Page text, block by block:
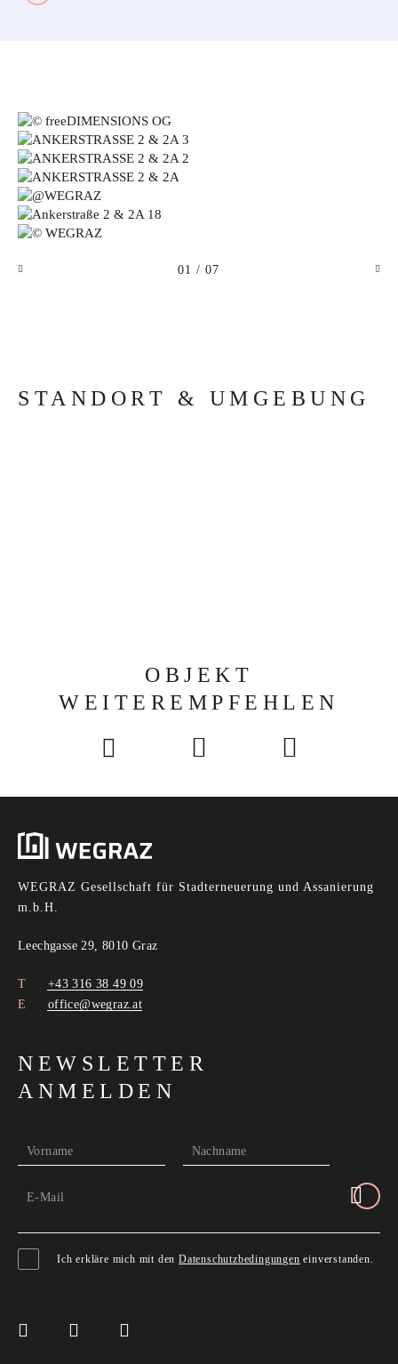
01 / 07
STANDORT & UMGEBUNG
OBJEKT
WEITEREMPFEHLEN
WEGRAZ Gesellschaft für Stadterneuerung und Assanierung
m.b.H.
Leechgasse 29, 8010 Graz
+43 316 38 49 09
office@wegraz.at
NEWSLETTER
ANMELDEN
Vorname Nachname
E-Mail
Ich erkläre mich mit denDatenschutzbedingungen einverstanden.